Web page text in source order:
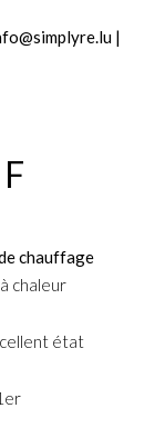
|
chauffage
chaleur
état